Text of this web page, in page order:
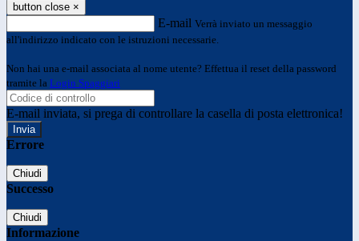
button close ×
E-mail Verrà inviato un messaggio
all'indirizzo indicato con le istruzioni necessarie.
Non hai una e-mail associata al nome utente? Effettua il reset della password
tramite la Login Spaggiari
E-mail inviata, si prega di controllare la casella di posta elettronica!
Errore
Chiudi
Successo
Chiudi
Informazione